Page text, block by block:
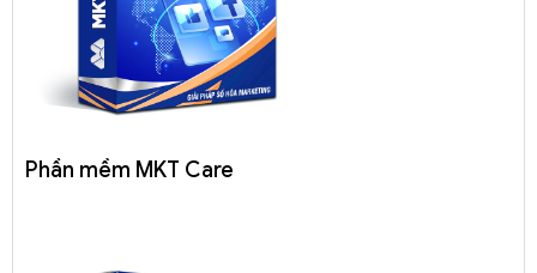
Phần mềm MKT Care